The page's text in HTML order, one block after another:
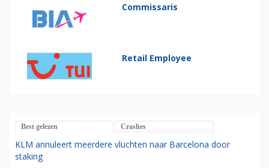
Commissaris
Retail Employee
Best gelezen Crashes
KLM annuleert meerdere vluchten naar Barcelona door
staking